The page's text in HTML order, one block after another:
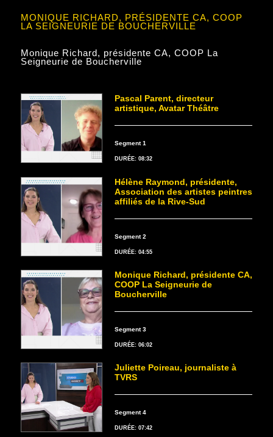
MONIQUE RICHARD, PRÉSIDENTE CA, COOP
LA SEIGNEURIE DE BOUCHERVILLE
Monique Richard, présidente CA, COOP La
Seigneurie de Boucherville
Pascal Parent, directeur
artistique, Avatar Théâtre
Segment 1
DURÉE: 08:32
Hélène Raymond, présidente,
Association des artistes peintres
affiliés de la Rive-Sud
Segment 2
DURÉE: 04:55
Monique Richard, présidente CA,
COOP La Seigneurie de
Boucherville
Segment 3
DURÉE: 06:02
Juliette Poireau, journaliste à
TVRS
Segment 4
DURÉE: 07:42